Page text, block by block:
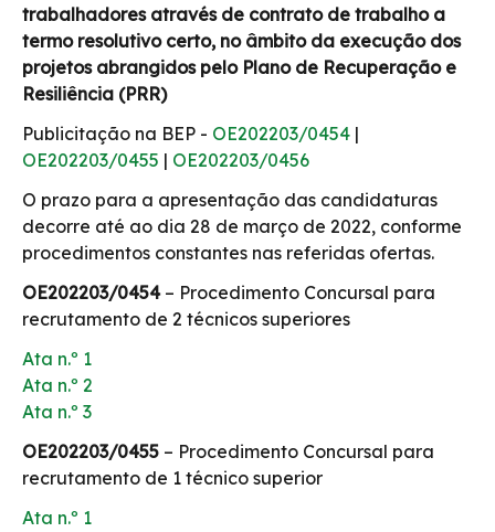
trabalhadores através de contrato de trabalho a
termo resolutivo certo, no âmbito da execução dos
projetos abrangidos pelo Plano de Recuperação e
Resiliência (PRR)
Publicitação na BEP - OE202203/0454 |
OE202203/0455 | OE202203/0456
O prazo para a apresentação das candidaturas
decorre até ao dia 28 de março de 2022, conforme
procedimentos constantes nas referidas ofertas.
OE202203/0454– Procedimento Concursal para
recrutamento de 2 técnicos superiores
Ata n.º 1
Ata n.º 2
Ata n.º 3
OE202203/0455 – Procedimento Concursal para
recrutamento de 1 técnico superior
Ata n.º 1